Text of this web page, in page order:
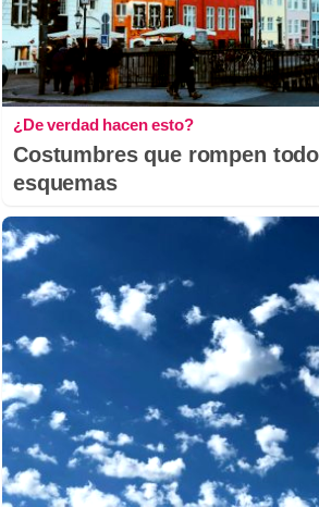
¿De verdad hacen esto?
Costumbres que rompen
esquemas